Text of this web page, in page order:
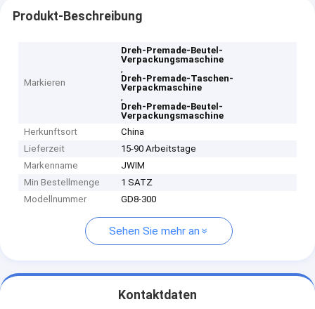
Produkt-Beschreibung
Markieren
Dreh-Premade-Beutel-
Verpackungsmaschine
,
Dreh-Premade-Taschen-
Verpackmaschine
,
Dreh-Premade-Beutel-
Verpackungsmaschine
Herkunftsort
China
Lieferzeit
15-90 Arbeitstage
Markenname
JWIM
Min Bestellmenge
1 SATZ
Modellnummer
GD8-300
Sehen Sie mehr an
Kontaktdaten